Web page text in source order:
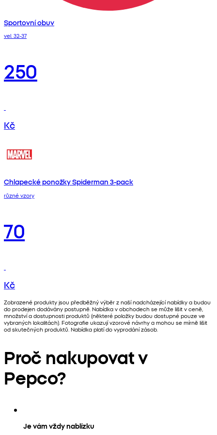
Sportovní obuv
vel. 32-37
250
Kč
Chlapecké ponožky Spiderman 3-pack
různé vzory
70
Kč
Zobrazené produkty jsou předběžný výběr z naší nadcházející nabídky a budou
do prodejen dodávány postupně. Nabídka v obchodech se může lišit v ceně,
množství a dostupnosti produktů (některé položky budou dostupné pouze ve
vybraných lokalitách). Fotografie ukazují vzorové návrhy a mohou se mírně lišit
od skutečných produktů. Nabídka platí do vyprodání zásob.
Proč nakupovat v
Pepco?
Je vám vždy nablízku